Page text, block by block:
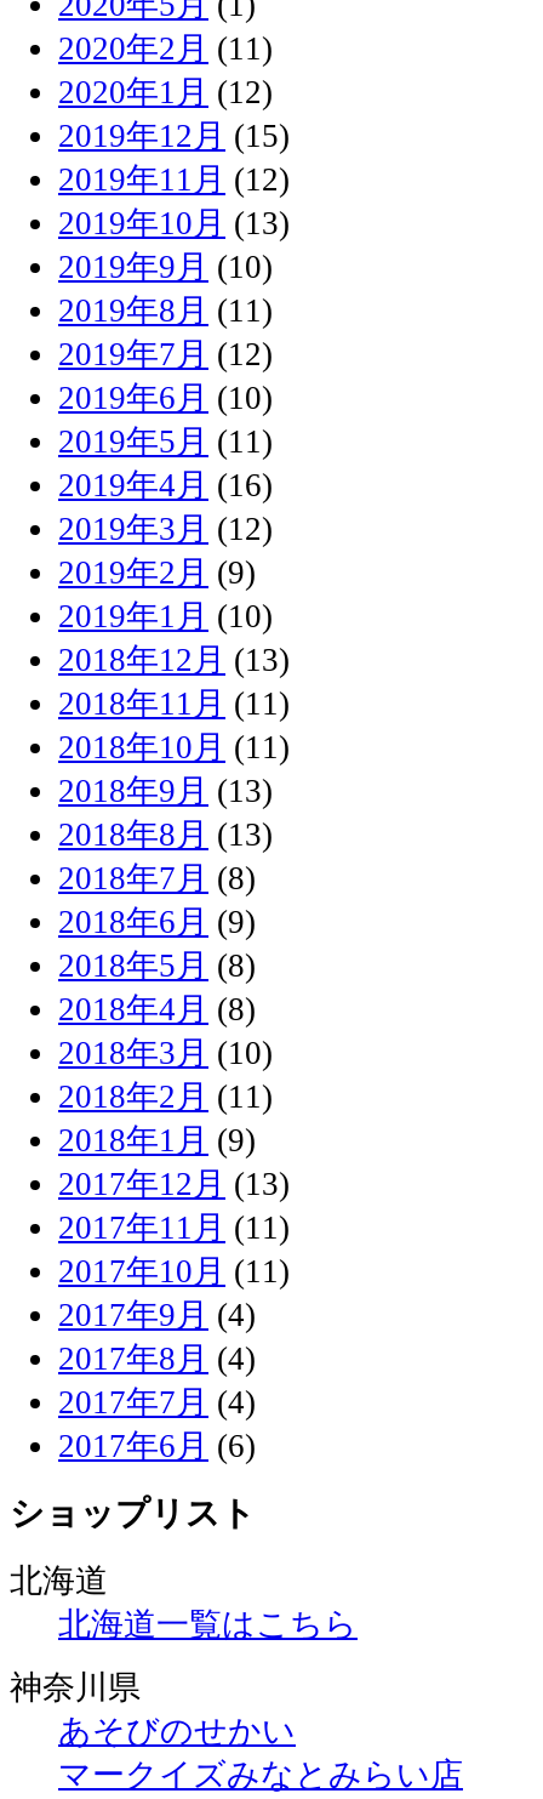
2020年2月 (11)
2020年1月 (12)
2019年12月 (15)
2019年11月 (12)
2019年10月 (13)
2019年9月 (10)
2019年8月 (11)
2019年7月 (12)
2019年6月 (10)
2019年5月 (11)
2019年4月 (16)
2019年3月 (12)
2019年2月 (9)
2019年1月 (10)
2018年12月 (13)
2018年11月 (11)
2018年10月 (11)
2018年9月 (13)
2018年8月 (13)
2018年7月 (8)
2018年6月 (9)
2018年5月 (8)
2018年4月 (8)
2018年3月 (10)
2018年2月 (11)
2018年1月 (9)
2017年12月 (13)
2017年11月 (11)
2017年10月 (11)
2017年9月 (4)
2017年8月 (4)
2017年7月 (4)
2017年6月 (6)
ショップリスト
北海道
北海道一覧はこちら
神奈川県
あそびのせかい
マークイズみなとみらい店